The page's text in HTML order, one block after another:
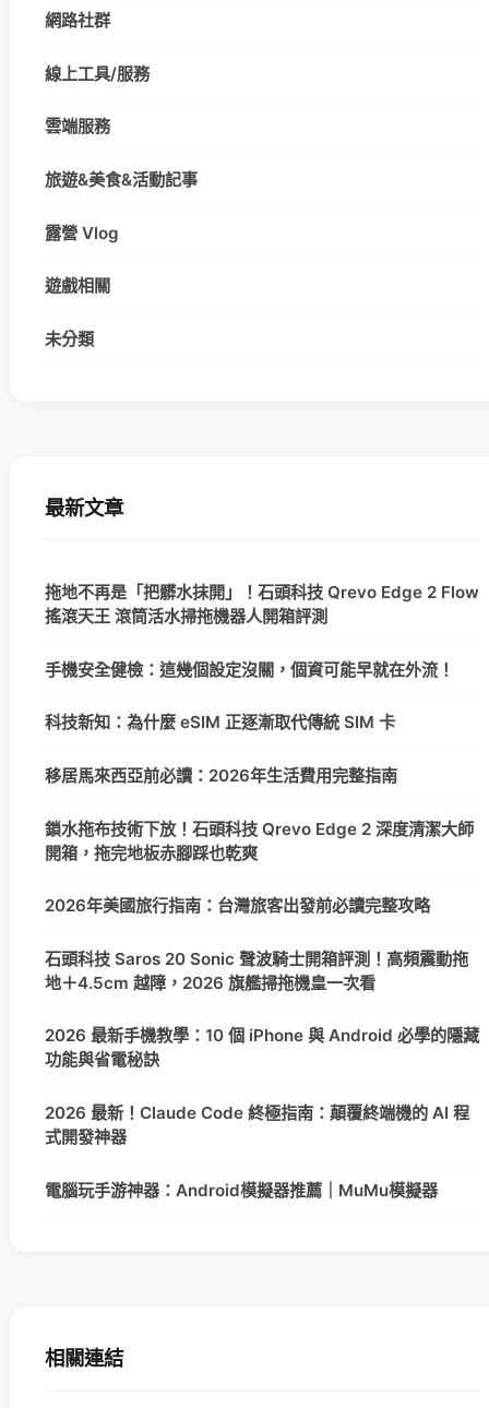
網路社群
線上工具/服務
雲端服務
旅遊&美食&活動記事
露營 Vlog
遊戲相關
未分類
最新文章
拖地不再是「把髒水抹開」！石頭科技 Qrevo Edge 2 Flow
搖滾天王 滾筒活水掃拖機器人開箱評測
手機安全健檢：這幾個設定沒關，個資可能早就在外流！
科技新知：為什麼 eSIM 正逐漸取代傳統 SIM 卡
移居馬來西亞前必讀：2026年生活費用完整指南
鎖水拖布技術下放！石頭科技 Qrevo Edge 2 深度清潔大師
開箱，拖完地板赤腳踩也乾爽
2026年美國旅行指南：台灣旅客出發前必讀完整攻略
石頭科技 Saros 20 Sonic 聲波騎士開箱評測！高頻震動拖
地＋4.5cm 越障，2026 旗艦掃拖機皇一次看
2026 最新手機教學：10 個 iPhone 與 Android 必學的隱藏
功能與省電秘訣
2026 最新！Claude Code 終極指南：顛覆終端機的 AI 程
式開發神器
電腦玩手游神器：Android模擬器推薦｜MuMu模擬器
相關連結